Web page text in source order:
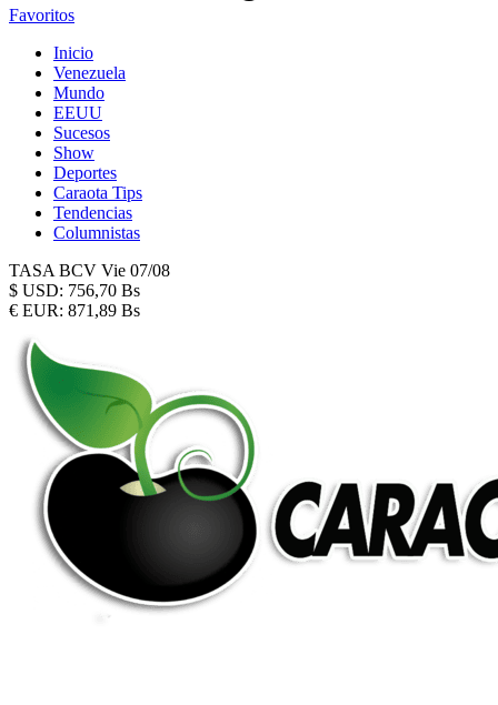
Favoritos
Inicio
Venezuela
Mundo
EEUU
Sucesos
Show
Deportes
Caraota Tips
Tendencias
Columnistas
TASA BCV Vie 07/08
$ USD: 756,70 Bs
€ EUR: 871,89 Bs